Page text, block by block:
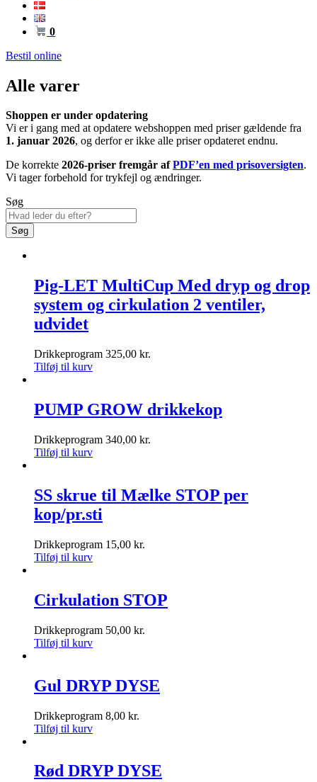
0
Bestil online
Alle varer
Shoppen er under opdatering
Vi er i gang med at opdatere webshoppen med priser gældende fra
1. januar 2026, og derfor er ikke alle priser opdateret endnu.
De korrekte 2026-priser fremgår afPDF’en med prisoversigten.
Vi tager forbehold for trykfejl og ændringer.
Søg
Søg
Pig-LET MultiCup Med dryp og drop
system og cirkulation 2 ventiler,
udvidet
Drikkeprogram 325,00 kr.
Tilføj til kurv
PUMP GROW drikkekop
Drikkeprogram 340,00 kr.
Tilføj til kurv
SS skrue til Mælke STOP per
kop/pr.sti
Drikkeprogram 15,00 kr.
Tilføj til kurv
Cirkulation STOP
Drikkeprogram 50,00 kr.
Tilføj til kurv
Gul DRYP DYSE
Drikkeprogram 8,00 kr.
Tilføj til kurv
Rød DRYP DYSE